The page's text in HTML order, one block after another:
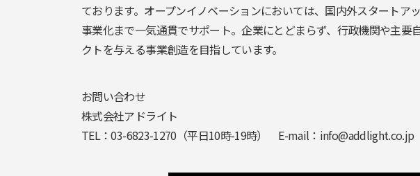
ております。オープンイノベーションにおいては、国内外スタートア
事業化まで一気通貫でサポート。企業にとどまらず、行政機関や主要
クトを与える事業創造を目指しています。
お問い合わせ
株式会社アドライト
TEL：03-6823-1270 （平日10時-19時） E-mail ： info@addlight.co.jp